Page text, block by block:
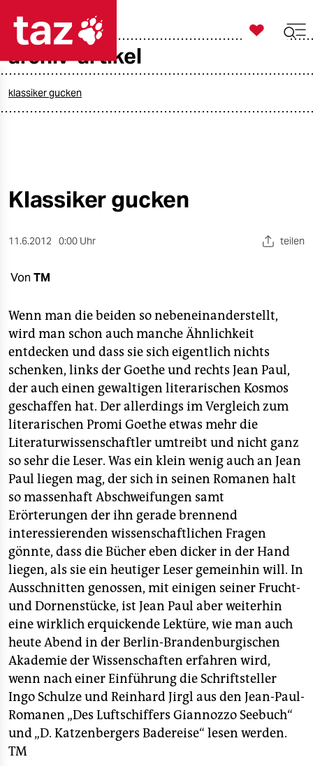
öko
sport
berlin
nord
wahrheit
verlag
verlag
veranstaltungen
fragen & hilfe
unterstützen
abo
genossenschaft
epaper login

taz zahl ich
archiv-artikel
klassiker gucken
Klassiker gucken
11.6.2012 0:00 Uhr teilen
Von TM
Wenn man die beiden so nebeneinanderstellt,
wird man schon auch manche Ähnlichkeit
entdecken und dass sie sich eigentlich nichts
schenken, links der Goethe und rechts Jean Paul,
der auch einen gewaltigen literarischen Kosmos
geschaffen hat. Der allerdings im Vergleich zum
literarischen Promi Goethe etwas mehr die
Literaturwissenschaftler umtreibt und nicht ganz
so sehr die Leser. Was ein klein wenig auch an Jean
Paul liegen mag, der sich in seinen Romanen halt
so massenhaft Abschweifungen samt
Erörterungen der ihn gerade brennend
interessierenden wissenschaftlichen Fragen
gönnte, dass die Bücher eben dicker in der Hand
liegen, als sie ein heutiger Leser gemeinhin will. In
Ausschnitten genossen, mit einigen seiner Frucht-
und Dornenstücke, ist Jean Paul aber weiterhin
eine wirklich erquickende Lektüre, wie man auch
heute Abend in der Berlin-Brandenburgischen
Akademie der Wissenschaften erfahren wird,
wenn nach einer Einführung die Schriftsteller
Ingo Schulze und Reinhard Jirgl aus den Jean-Paul-
Romanen „Des Luftschiffers Giannozzo Seebuch“
und „D. Katzenbergers Badereise“ lesen werden.
TM